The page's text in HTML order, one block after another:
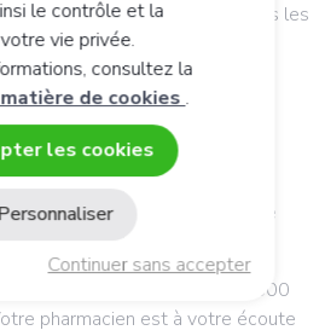
d'ERGYBIOL et de tous les
et la livraison
emballés puis
qui se chargent de les faire
ou à votre domicile.
disponibles dans plus de 6 500
pharmacien est à votre écoute
le contrôle et la
vie privée.
consultez la
de cookies .
les cookies
Continuer sans accepter